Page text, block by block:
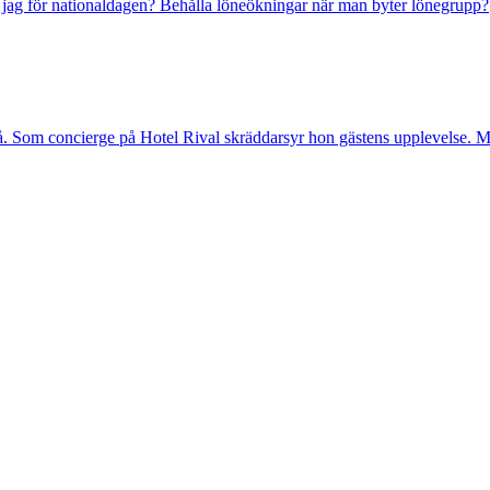
för nationaldagen? Behålla löneökningar när man byter lönegrupp?
concierge på Hotel Rival skräddarsyr hon gästens upp­levelse.